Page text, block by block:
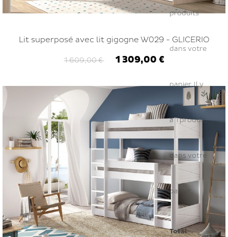
produits
dans votre
panier.Il y
a 1 produit
dans votre
panier.
Total
Lit superposé avec lit gigogne W029 - GLICERIO
1 609,00 € 1 309,00 €